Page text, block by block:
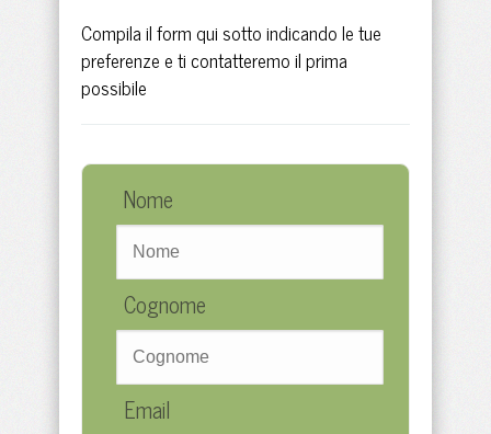
Compila il form qui sotto indicando le tue
preferenze e ti contatteremo il prima
possibile
Nome
Cognome
Email